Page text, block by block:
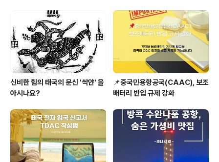
신비한 힘의 태국의 문신 '싹얀' 을
아시나요?
📌중국민용항공국(CAAC), 보조
배터리 반입 규제 강화